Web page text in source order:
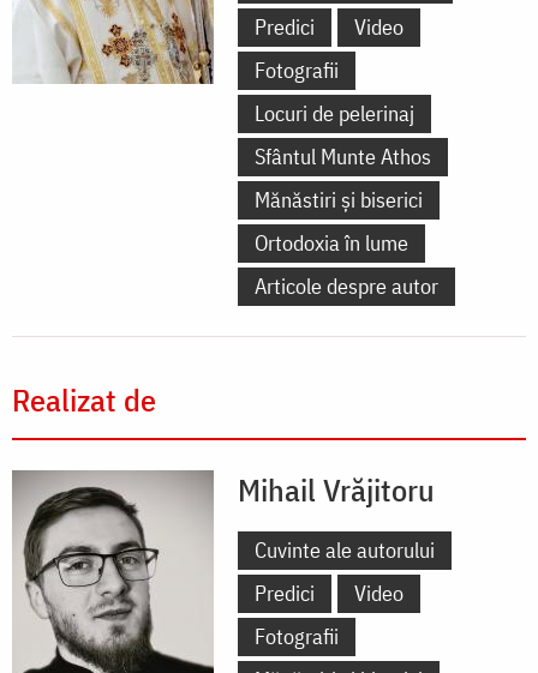
Predici
Video
Fotografii
Locuri de pelerinaj
Sfântul Munte Athos
Mănăstiri și biserici
Ortodoxia în lume
Articole despre autor
Realizat de
Mihail Vrăjitoru
Cuvinte ale autorului
Predici
Video
Fotografii